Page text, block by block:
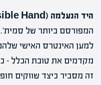
היד הנעלמה (The Invisible Hand)
המפורסם ביותר של
למען האינטרס האישי
מקדמים את טובת הכלל –
זה מסביר כיצד שווקים